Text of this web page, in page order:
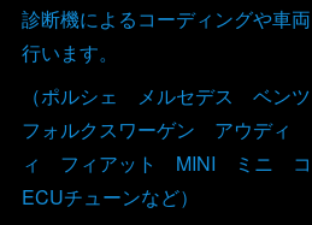
診断機によるコーディングや車
行います。
（ポルシェ メルセデス ベ
フォルクスワーゲン アウディ
ィ フィアット MINI ミニ
ECUチューンなど）